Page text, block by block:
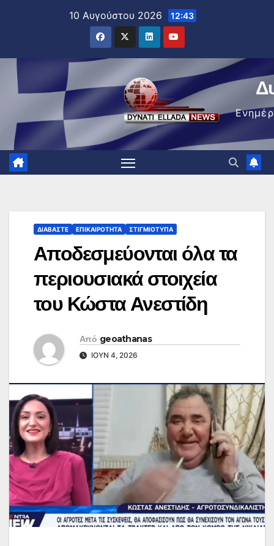
10 Αυγούστου 2026 12:43
ΔΙΑΒΆΣΤΕ ΕΠΙΚΑΙΡΌΤΗΤΑ ΣΤΙΓΜΙΌΤΥΠΑ
Αποδεσμεύονται όλα τα
περιουσιακά στοιχεία
του Κώστα Ανεστίδη
Από geoathanas
ΙΟΎΝ 4, 2026